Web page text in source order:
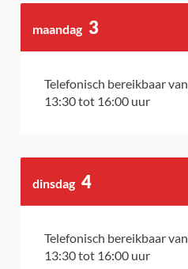
Bekijk
hiervoor
maandag 3
Telefonisch bereikbaar van
13:30tot 16:00 uur
dinsdag 4
Telefonisch bereikbaar van
13:30tot 16:00 uur